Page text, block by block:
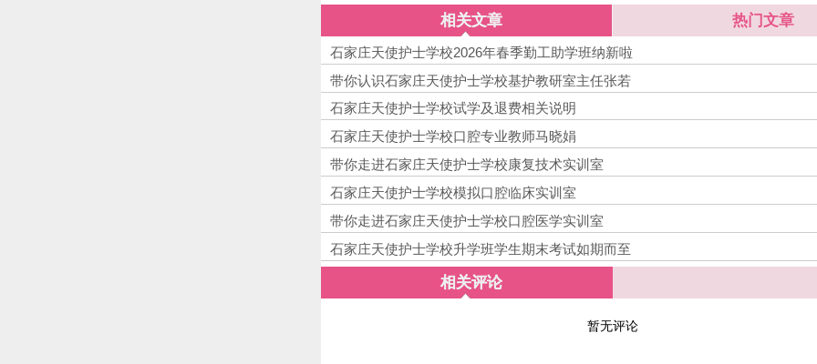
相关文章 热门文章
石家庄天使护士学校2026年春季勤工助学班纳新啦
带你认识石家庄天使护士学校基护教研室主任张若
石家庄天使护士学校试学及退费相关说明
石家庄天使护士学校口腔专业教师马晓娟
带你走进石家庄天使护士学校康复技术实训室
石家庄天使护士学校模拟口腔临床实训室
带你走进石家庄天使护士学校口腔医学实训室
石家庄天使护士学校升学班学生期末考试如期而至
相关评论
暂无评论